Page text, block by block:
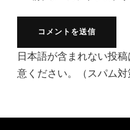
日本語が含まれない投
意ください。（スパム対